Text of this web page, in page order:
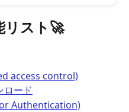
リスト🚀
access control)
ロード
Authentication)